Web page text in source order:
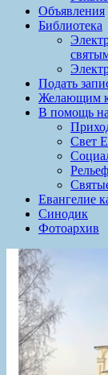
Объявления
Библиотека
Подать
Желающим
В помощь
Свет
Евангелие
Синодик
Фотоархив